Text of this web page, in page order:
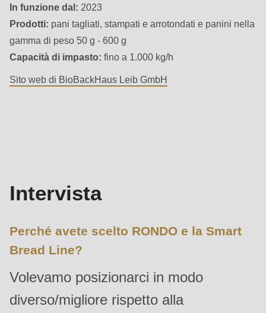
function
mb_substr():
Passing
null
string
deprecated
in
>Drupal\rondo_contact\
{closure}
In funzione dal: 2023
Prodotti: pani tagliati, stampati e arrotondati e panini nella
gamma di peso 50 g - 600 g
Capacità di impasto: fino a 1.000 kg/h
Sito web di BioBackHaus Leib GmbH
Intervista
Perché avete scelto RONDO e la Smart
Bread Line?
Volevamo posizionarci in modo
diverso/migliore rispetto alla